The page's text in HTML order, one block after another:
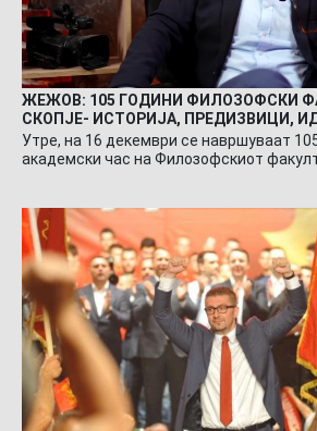
ЖЕЖОВ: 105 ГОДИНИ ФИЛОЗОФСКИ
СКОПЈЕ- ИСТОРИЈА, ПРЕДИЗВИЦИ,
Утре, на 16 декември се навршуваат
академски час на Филозофскиот